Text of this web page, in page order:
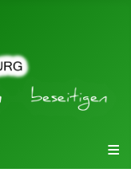
≡